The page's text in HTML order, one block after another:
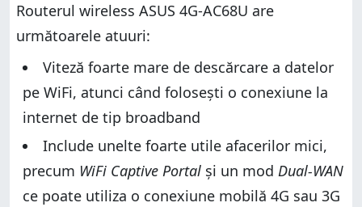
Routerul wireless ASUS 4G-AC68U are
următoarele atuuri:
Viteză foarte mare de descărcare a datelor
pe WiFi, atunci când folosești o conexiune la
internet de tip broadband
Include unelte foarte utile afacerilor mici,
precum WiFi Captive Portal și un mod Dual-WAN
ce poate utiliza o conexiune mobilă 4G sau 3G